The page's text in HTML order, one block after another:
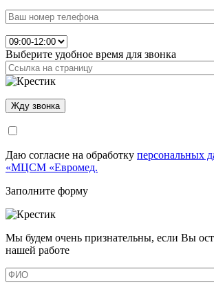
Выберите удобное время для звонка
Даю согласие на обработку персональных
«МЦСМ «Евромед.
Заполните форму
Мы будем очень признательны, если Вы
нашей работе